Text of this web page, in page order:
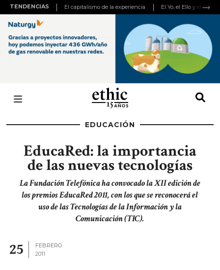
TENDENCIAS El capitalismo de la experiencia El Yo, el Ello y el
EDUCACIÓN
EducaRed: la importancia
de las nuevas tecnologías
La Fundación Telefónica ha convocado la XII edición de
los premios EducaRed 2011, con los que se reconocerá el
uso de las Tecnologías de la Información y la
Comunicación (TIC).
25
FEBRERO
2011